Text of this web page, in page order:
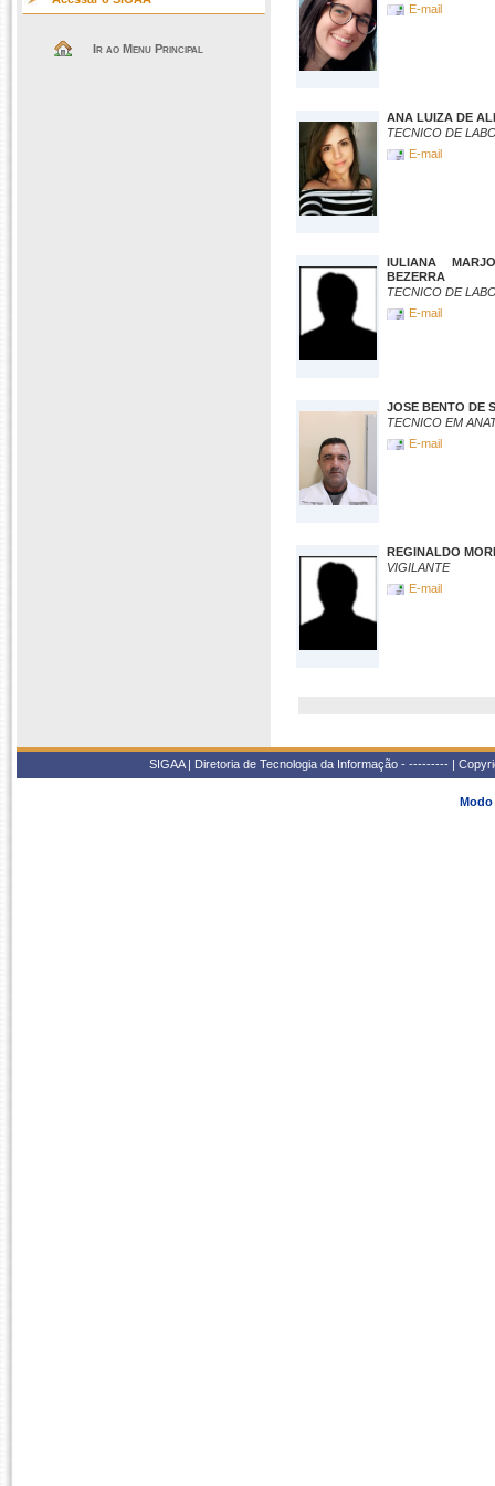
Ir ao Menu Principal
E-mail
ANA LUIZA DE
TECNICO DE
E-mail
IULIANA
BEZERRA
TECNICO DE
E-mail
JOSE BENTO DE
TECNICO EM
E-mail
REGINALDO
VIGILANTE
E-mail
SIGAA | Diretoria de Tecnologia da Informação - --------- |
Modo